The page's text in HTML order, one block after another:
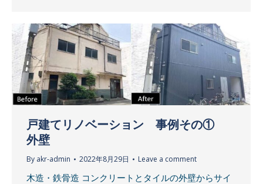
戸建てリノベーション 事例その①
外壁
By akr-admin 2022年8月29日 Leave a comment
木造・鉄骨造 コンクリートとタイルの外壁からサイ